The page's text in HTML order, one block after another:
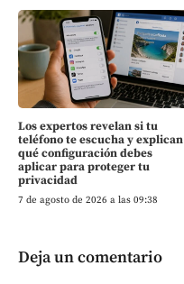
Los expertos revelan si tu
teléfono te escucha y explican
qué configuración debes
aplicar para proteger tu
privacidad
7 de agosto de 2026 a las 09:38
Deja un comentario